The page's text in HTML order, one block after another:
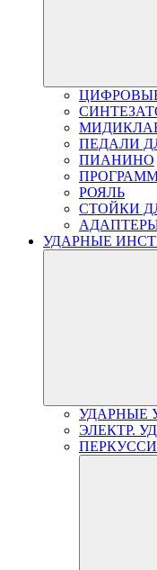
ПЕДАЛИ
ПИАНИНО
РОЯЛЬ
СТОЙКИ
УДАРНЫЕ
УДАРНЫЕ
ЭЛЕКТР.